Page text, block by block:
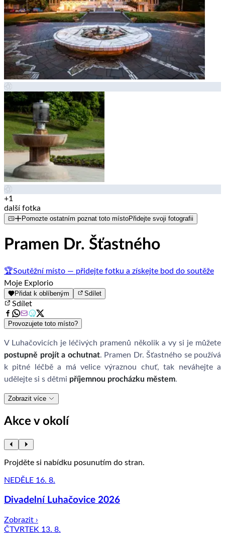
+1
další fotka
Pomozte ostatním poznat toto místoPřidejte svoji fotografii
Pramen Dr. Šťastného
🏆Soutěžní místo — přidejte fotku a získejte bod do soutěže
Moje Explorio
Přidat k oblíbeným Sdílet
Sdílet
Provozujete toto místo?
V Luhačovicích je léčivých pramenů několik a vy si je můžete
postupně projít a ochutnat. Pramen Dr. Šťastného se používá
k pitné léčbě a má velice výraznou chuť, tak neváhejte a
udělejte si s dětmi příjemnou procházku městem.
Zobrazit více
Akce v okolí
Projděte si nabídku posunutím do stran.
NEDĚLE 16. 8.
Divadelní Luhačovice 2026
Zobrazit ›
ČTVRTEK 13. 8.